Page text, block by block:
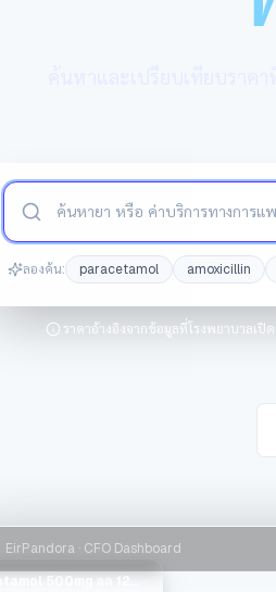
ค้นหายาและค่าบริการทางการแพท
ลองค้น: paracetamol amoxicillin
ราคาอ้างอิงจากข้อมูลที่โรงพยาบาลเ
EirPandora · CFO Dashboard